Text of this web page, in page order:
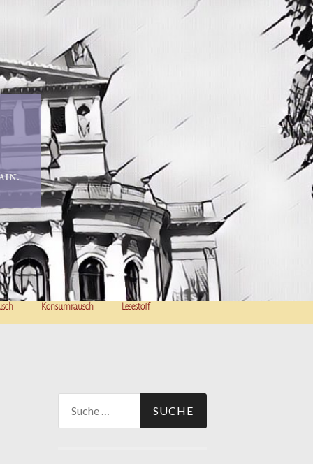
Konsumrausch
Lesestoff
nach: